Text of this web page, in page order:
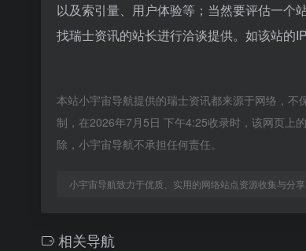
以及索引量、用户体验等；当然要评估一个
找瑞士资讯的站长进行洽谈提供。如该站的
本站小宇宙导航提供的瑞士资讯都来源于网络，
制，在2026年7月5日 下午4:25收录时，该网页上
除，小宇宙导航不承担任何责任。
小宇宙导航致力于优质、实用的网络站点资源收集与分享
相关导航